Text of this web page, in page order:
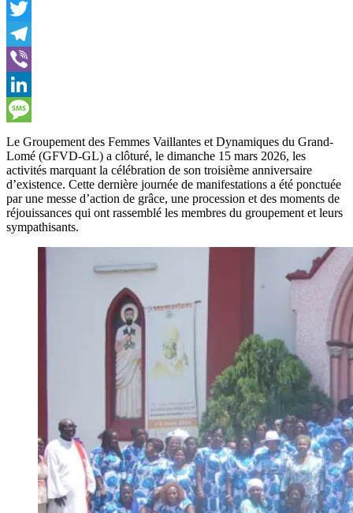
Facebook
Twitter
Telegram
Viber
LinkedIn
Message
Le Groupement des Femmes Vaillantes et Dynamiques du Grand-
Lomé (GFVD-GL) a clôturé, le dimanche 15 mars 2026, les
activités marquant la célébration de son troisième anniversaire
d’existence. Cette dernière journée de manifestations a été ponctuée
par une messe d’action de grâce, une procession et des moments de
réjouissances qui ont rassemblé les membres du groupement et leurs
sympathisants.